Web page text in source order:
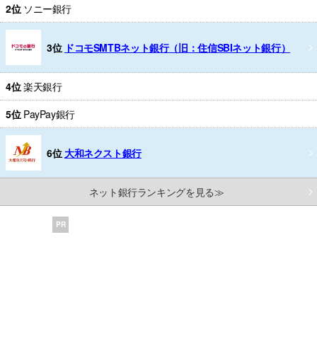
2位 ソニー銀行
3位 ドコモSMTBネット銀行（旧：住信SBIネット銀行）
4位楽天銀行
5位 PayPay銀行
6位 大和ネクスト銀行
ネット銀行ランキングを見る≫
PR